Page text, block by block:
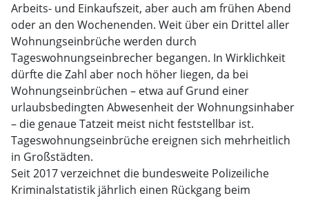
Arbeits- und Einkaufszeit, aber auch am frühen Abend
oder an den Wochenenden. Weit über ein Drittel aller
Wohnungseinbrüche werden durch
Tageswohnungseinbrecher begangen. In Wirklichkeit
dürfte die Zahl aber noch höher liegen, da bei
Wohnungseinbrüchen – etwa auf Grund einer
urlaubsbedingten Abwesenheit der Wohnungsinhaber
– die genaue Tatzeit meist nicht feststellbar ist.
Tageswohnungseinbrüche ereignen sich mehrheitlich
in Großstädten.
Seit 2017 verzeichnet die bundesweite Polizeiliche
Kriminalstatistik jährlich einen Rückgang beim